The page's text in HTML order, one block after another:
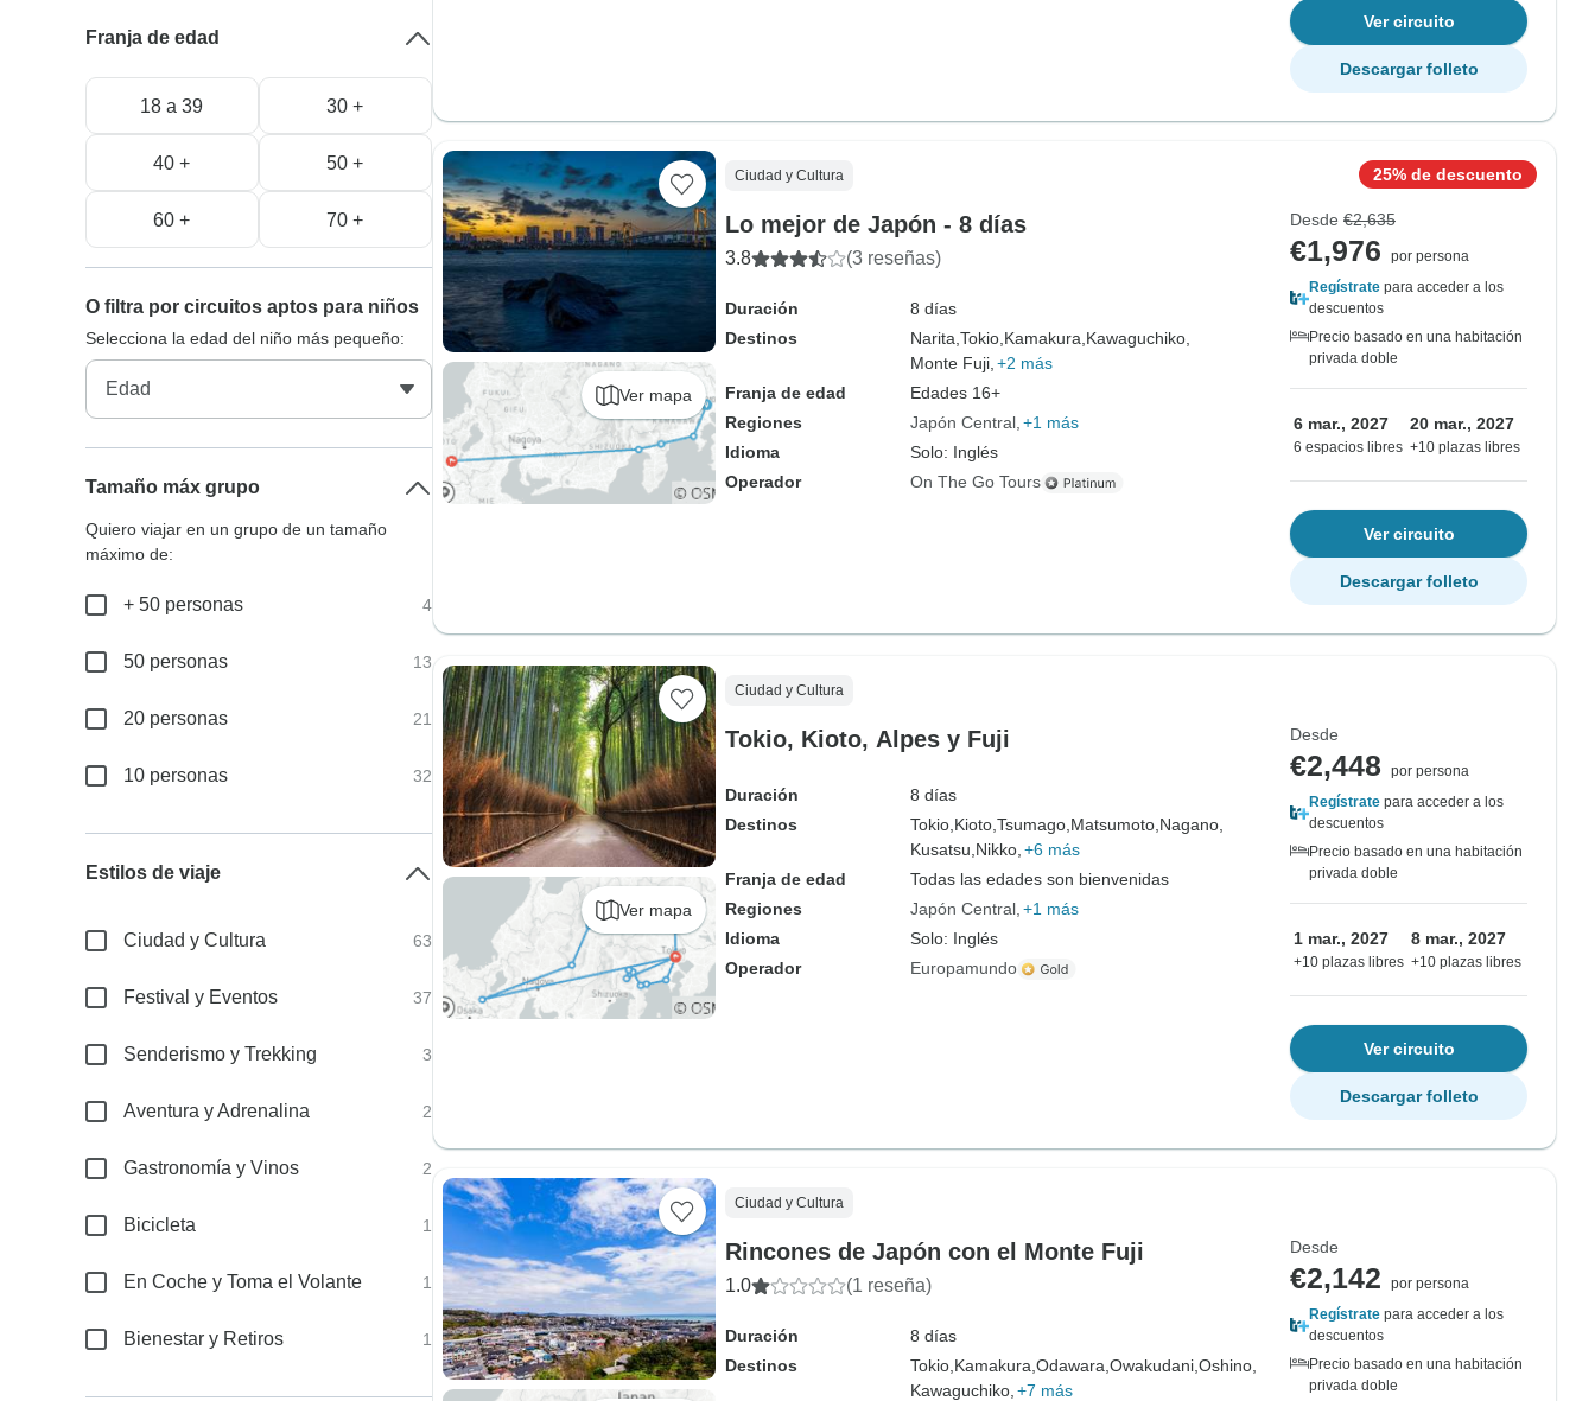
Ver circuito
Descargar folleto
Ver mapa
Ciudad y Cultura
Lo mejor de Japón - 8 días
3.8 (3 reseñas)
Duración
8 días
Destinos
Narita, Tokio, Kamakura, Kawaguchiko,
Monte Fuji, +2 más
Franja de edad
Edades 16+
Regiones
Japón Central +1 más
Idioma
Solo: Inglés
Operador
On The Go Tours
25% de descuento
Desde €2,635
€1,976
por persona
Regístrate para acceder a los
descuentos
Precio basado en una habitación
privada doble
6 mar., 2027
6 espacios libres
20 mar., 2027
+10 plazas libres
Ver circuito
Descargar folleto
Ver mapa
Ciudad y Cultura
Tokio, Kioto, Alpes y Fuji
Duración
8 días
Destinos
Tokio, Kioto, Tsumago, Matsumoto, Nagano,
Kusatsu, Nikko, +6 más
Franja de edad
Todas las edades son bienvenidas
Regiones
Japón Central +1 más
Idioma
Solo: Inglés
Operador
Europamundo
Desde
€2,448
por persona
Regístrate para acceder a los
descuentos
Precio basado en una habitación
privada doble
1 mar., 2027
+10 plazas libres
8 mar., 2027
+10 plazas libres
Ver circuito
Descargar folleto
Ciudad y Cultura
Rincones de Japón con el Monte Fuji
1.0 (1 reseña)
Duración
8 días
Destinos
Tokio, Kamakura, Odawara, Owakudani, Oshino,
Kawaguchiko, +7 más
Desde
€2,142
por persona
Regístrate para acceder a los
descuentos
Precio basado en una habitación
privada doble
Franja de edad
18 a 39 30 +
40 + 50 +
60 + 70 +
O filtra por circuitos aptos para niños
Selecciona la edad del niño más pequeño:
Tamaño máx grupo
Quiero viajar en un grupo de un tamaño
máximo de:
+ 50 personas 4
50 personas 13
20 personas 21
10 personas 32
Estilos de viaje
Ciudad y Cultura 63
Festival y Eventos 37
Senderismo y Trekking 3
Aventura y Adrenalina 2
Gastronomía y Vinos 2
Bicicleta 1
En Coche y Toma el Volante 1
Bienestar y Retiros 1